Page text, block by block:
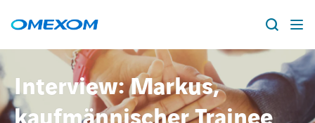
Über Omexom
Lösungen
Suche
Interview: Markus,